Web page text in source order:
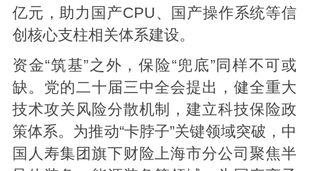
亿元，助力国产CPU、国产操作系统等信
创核心支柱相关体系建设。
资金“筑基”之外，保险“兜底”同样不可或
缺。党的二十届三中全会提出，健全重大
技术攻关风险分散机制，建立科技保险政
策体系。为推动“卡脖子”关键领域突破，中
国人寿集团旗下财险上海市分公司聚焦半